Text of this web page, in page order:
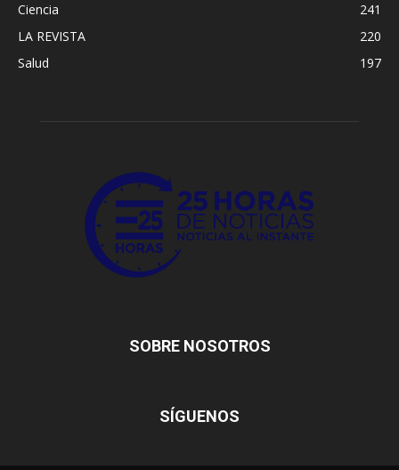
Ciencia
241
LA REVISTA
220
Salud
197
SOBRE NOSOTROS
SÍGUENOS